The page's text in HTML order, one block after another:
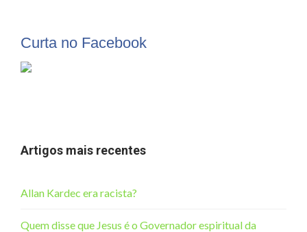
Curta no Facebook
Artigos mais recentes
Allan Kardec era racista?
Quem disse que Jesus é o Governador espiritual da